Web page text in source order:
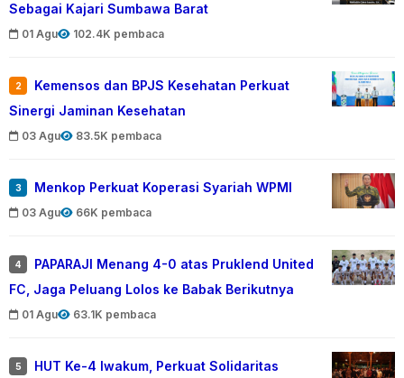
Sebagai Kajari Sumbawa Barat
01 Agu 102.4K pembaca
2
Kemensos dan BPJS Kesehatan Perkuat
Sinergi Jaminan Kesehatan
03 Agu 83.5K pembaca
3 Menkop Perkuat Koperasi Syariah WPMI
03 Agu 66K pembaca
4
PAPARAJI Menang 4-0 atas Pruklend United
FC, Jaga Peluang Lolos ke Babak Berikutnya
01 Agu 63.1K pembaca
5
HUT Ke-4 Iwakum, Perkuat Solidaritas